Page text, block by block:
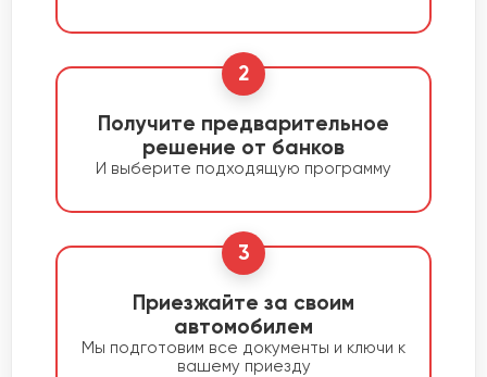
2
Получите предварительное
решение от банков
И выберите подходящую программу
3
Приезжайте за своим
автомобилем
Мы подготовим все документы и ключи к
вашему приезду